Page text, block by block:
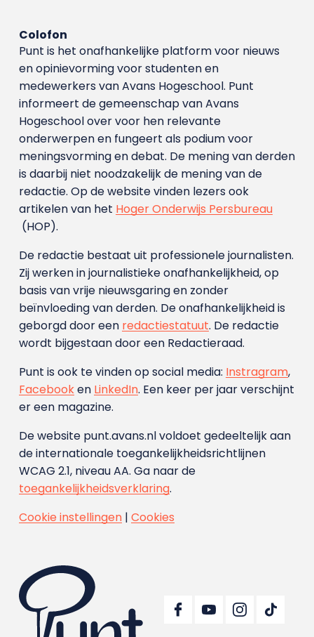
Colofon
Punt is het onafhankelijke platform voor nieuws
en opinievorming voor studenten en
medewerkers van Avans Hoge­school. Punt
informeert de gemeenschap van Avans
Hogeschool over voor hen relevante
onderwerpen en fungeert als podium voor
meningsvorming en debat. De mening van derden
is daarbij niet noodzakelijk de mening van de
redactie. Op de website vinden lezers ook
artikelen van het Hoger Onderwijs Persbureau
(HOP).
De redactie bestaat uit professionele journalisten.
Zij werken in journalistieke onafhankelijkheid, op
basis van vrije nieuwsgaring en zonder
beïnvloeding van derden. De onafhankelijkheid is
geborgd door een redactiestatuut. De redactie
wordt bijgestaan door een Redactieraad.
Punt is ook te vinden op social media: Instragram,
Facebooken LinkedIn. Een keer per jaar verschijnt
er een magazine.
De website punt.avans.nl voldoet gedeeltelijk aan
de internationale toegankelijkheidsrichtlijnen
WCAG 2.1, niveau AA. Ga naar de
toegankelijkheidsverklaring.
Cookie instellingen| Cookies